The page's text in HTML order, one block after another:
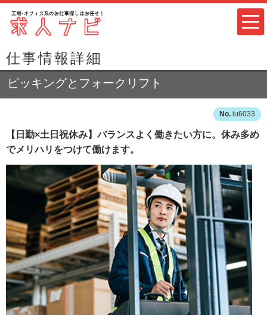
仕事情報詳細
ピッキングとフォークリフト
iu6033
【日勤×土日祝休み】バランスよく働きたい方に。休み多め
でメリハリをつけて働けます。